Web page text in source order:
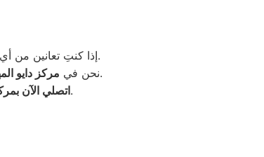
إذا كنتِ تعانين، فلا تترددي في التواصل معنا عبر الخط الساخن أو من خلال موقعنا الإلكتروني.
نحن في مركز دايو
نلتزم بتقديم خدمة سريعة، دقيقة، ومضمونة تضمن لكِ عودة الغسالة للعمل بكفاءة تامة خلال وقت قصير.
اتصلي الآنواحصلي على أفضل خدمة صيانة غسالات دايو بأعلى جودة وبأيدي فنيين متخصصين.